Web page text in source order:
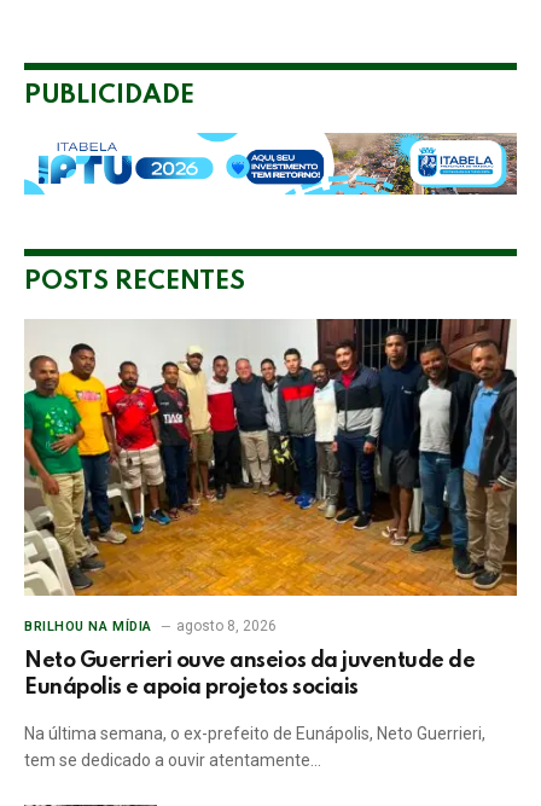
PUBLICIDADE
POSTS RECENTES
BRILHOU NA MÍDIA agosto 8, 2026
Neto Guerrieri ouve anseios da juventude de
Eunápolis e apoia projetos sociais
Na última semana, o ex-prefeito de Eunápolis, Neto Guerrieri,
tem se dedicado a ouvir atentamente…